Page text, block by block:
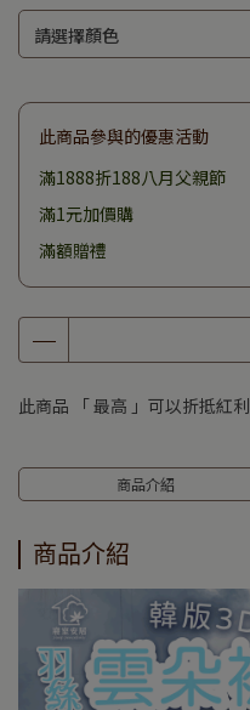
此商品參與的優惠活動
滿1888折188八月父親節
滿1元加價購
滿額贈禮
此商品 「 最高 」可以折抵紅利
商品介紹
商品介紹